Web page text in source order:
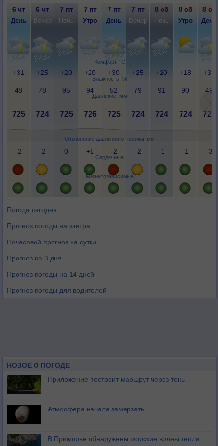
Комфорт, °C
Влажность, %
Давление, мм
Отклонение давления от нормы, мм
Сердечные
Магнитозависимые
6 чт 6 чт 7 пт 7 пт 7 пт 7 пт 8 сб 8 сб 8 сб
День Вечер Ночь Утро День Вечер Ночь Утро День
+31 +25 +20 +20 +30 +25 +20 +18 +31
48 78 95 94 52 79 91 90 49
725 724 725 726 725 724 724 724 724
-2 -2 0 +1 -2 -2 -1 -1 -3
Погода сегодня
Прогноз погоды на завтра
Почасовой прогноз на сутки
Прогноз на 3 дня
Прогноз погоды на 14 дней
Прогноз погоды для водителей
НОВОЕ О ПОГОДЕ
Приложение построит маршрут через тень
Атмосфера начала замерзать
В Приморье обнаружены морские волны тепла